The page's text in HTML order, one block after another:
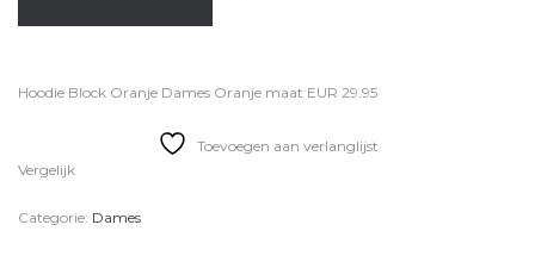
Hoodie Block Oranje Dames Oranje maat EUR 29.95
Toevoegen aan verlanglijst
Vergelijk
Categorie: Dames